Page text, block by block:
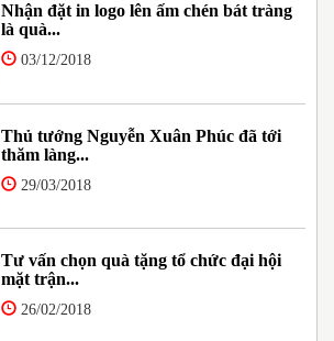
Nhận đặt in logo lên ấm chén bát tràng
là quà...
03/12/2018
Thủ tướng Nguyễn Xuân Phúc đã tới
thăm làng...
29/03/2018
Tư vấn chọn quà tặng tổ chức đại hội
mặt trận...
26/02/2018